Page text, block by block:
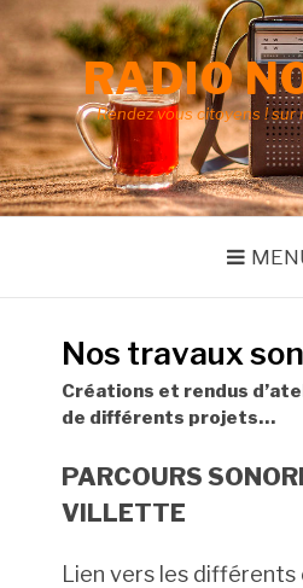
Aller
au
contenu
RADIO
Rendez vous citoyens ! sur
Nos travaux
Créations et rendus
de différents projets…
PARCOURS
VILLETTE
Lien vers les différents